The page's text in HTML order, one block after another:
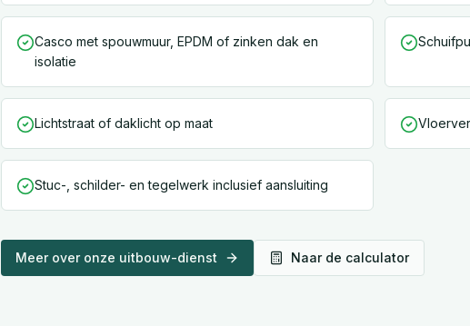
Casco met spouwmuur, EPDM of zinken dak en
isolatie
Lichtstraat of daklicht op maat
Stuc-, schilder- en tegelwerk inclusief aansluiting
Meer over onze uitbouw-dienst Naar de calculator